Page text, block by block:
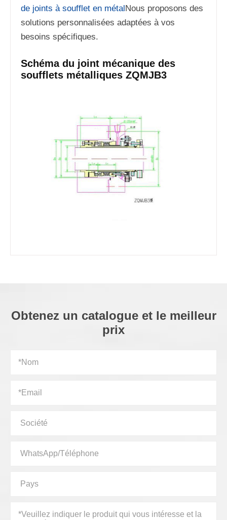
de joints à soufflet en métalNous proposons des
solutions personnalisées adaptées à vos
besoins spécifiques.
Schéma du joint mécanique des
soufflets métalliques ZQMJB3
Obtenez un catalogue et le meilleur
prix